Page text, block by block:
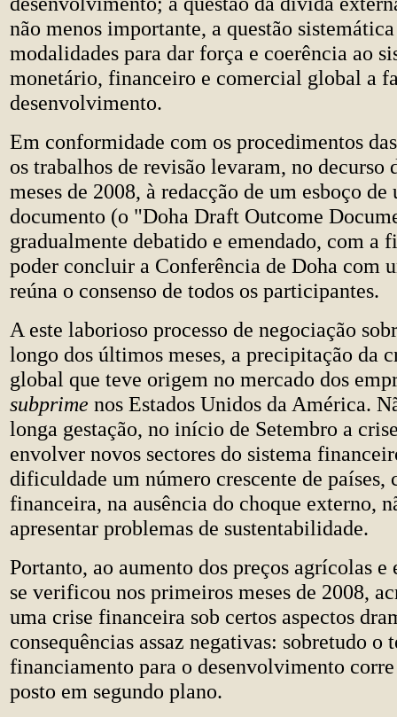
não menos importante, a questão
modalidades para dar força e coerência ao
monetário, financeiro e comercial global a
desenvolvimento.
Em conformidade com os procedimentos
os trabalhos de revisão levaram, no decurso
meses de 2008, à redacção de um esboço de
documento (o "Doha Draft Outcome
gradualmente debatido e emendado, com a
poder concluir a Conferência de Doha com
reúna o consenso de todos os participantes.
A este laborioso processo de negociação
longo dos últimos meses, a precipitação da
global que teve origem no mercado dos
subprime nos Estados Unidos da América.
longa gestação, no início de Setembro a
envolver novos sectores do sistema
dificuldade um número crescente de países,
financeira, na ausência do choque externo,
apresentar problemas de sustentabilidade.
Portanto, ao aumento dos preços agrícolas e
se verificou nos primeiros meses de 2008,
uma crise financeira sob certos aspectos
consequências assaz negativas: sobretudo o
financiamento para o desenvolvimento
posto em segundo plano.